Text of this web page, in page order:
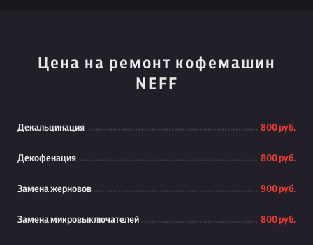
Цена на ремонт кофемашин
NEFF
Декальцинация 800 руб.
Декофенация 800 руб.
Замена жерновов 900 руб.
Замена микровыключателей 800 руб.